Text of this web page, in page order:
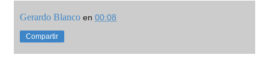
Gerardo Blanco en 00:08
Compartir